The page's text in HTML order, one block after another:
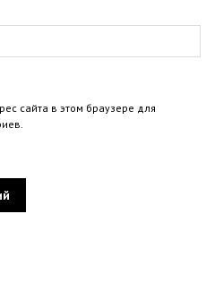
сайта в этом браузере для